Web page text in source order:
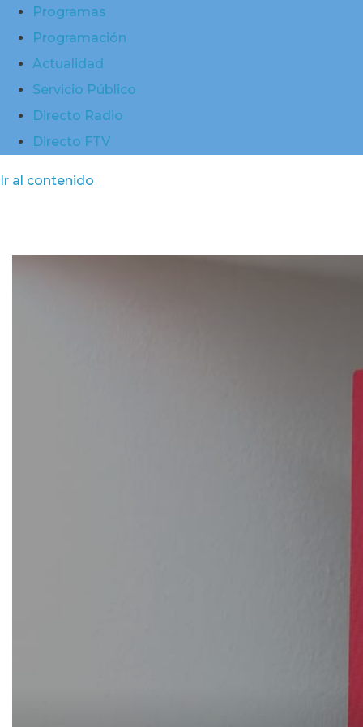
Programas
Programación
Actualidad
Servicio Público
Directo Radio
Directo FTV
Ir al contenido